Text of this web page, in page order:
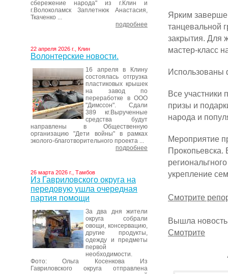
сбережение народа" из г.Клин и
г.Волоколамск Заплетнюк Анастасия,
Ткаченко ...
подробнее
22 апреля 2026 г., Клин
Волонтерские новости.
16 апреля в Клину
состоялась отгрузка
пластиковых крышек
на завод по
переработке в ООО
"Димссон". Сдали
389 кг.Вырученные
средства будут
направлены в Общественную
организацию "Дети войны" в рамках
эколого-благотворительного проекта ...
подробнее
26 марта 2026 г., Тамбов
Из Гавриловского округа на
передовую ушла очередная
партия помощи
За два дня жители
округа собрали
овощи, консервацию,
другие продукты,
одежду и предметы
первой
необходимости.
Фото: Ольга Косенкова Из
Гавриловского округа отправлена
Ярким
танцевальной
закрытия. Для
мастер-класс
Использованы
Все участники
призы и
народа и
Мероприятие
Прокопьевска.
укрепление
Смотрите
Вышла новость
Смотрите